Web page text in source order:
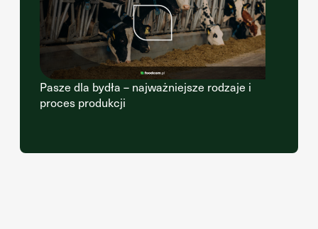
Pasze dla bydła – najważniejsze rodzaje i
proces produkcji